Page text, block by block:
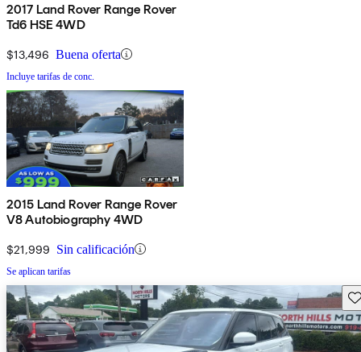
2017 Land Rover Range Rover
Td6 HSE 4WD
$13,496 Buena oferta
Incluye tarifas de conc.
2015 Land Rover Range Rover
V8 Autobiography 4WD
$21,999 Sin calificación
Se aplican tarifas